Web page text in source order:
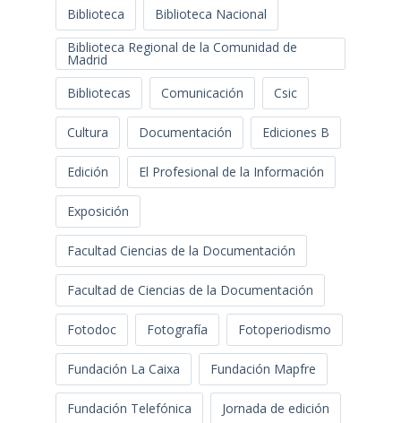
Biblioteca
Biblioteca Nacional
Biblioteca Regional de la Comunidad de
Madrid
Bibliotecas
Comunicación Csic
Cultura Documentación Ediciones B
Edición El Profesional de la Información
Exposición
Facultad Ciencias de la Documentación
Facultad de Ciencias de la Documentación
Fotodoc Fotografía Fotoperiodismo
Fundación La Caixa Fundación Mapfre
Fundación Telefónica Jornada de edición